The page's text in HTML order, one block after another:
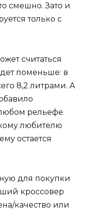
смешно. Зато и
только с
считаться
поменьше: в
8,2 литрами. А
рельефе.
любителю
остается
для покупки
кроссовер
качество или